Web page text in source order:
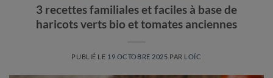
3 recettes familiales et faciles à base de
haricots verts bio et tomates anciennes
PUBLIÉ LE 19 OCTOBRE 2025 PAR LOÏC